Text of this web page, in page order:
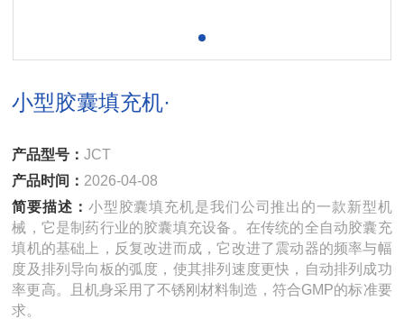
小型胶囊填充机·
产品型号：JCT
产品时间： 2026-04-08
简要描述： 小型胶囊填充机是我们公司推出的一款新型机
械，它是制药行业的胶囊填充设备。在传统的全自动胶囊充
填机的基础上，反复改进而成，它改进了震动器的频率与幅
度及排列导向板的弧度，使其排列速度更快，自动排列成功
率更高。且机身采用了不锈刚材料制造，符合GMP的标准要
求。